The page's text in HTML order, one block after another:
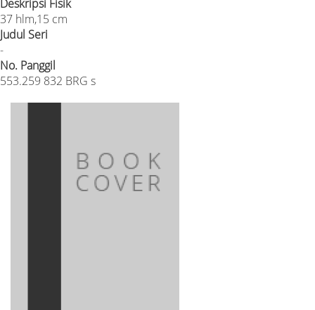
Deskripsi Fisik
37 hlm,15 cm
Judul Seri
-
No. Panggil
553.259 832 BRG s